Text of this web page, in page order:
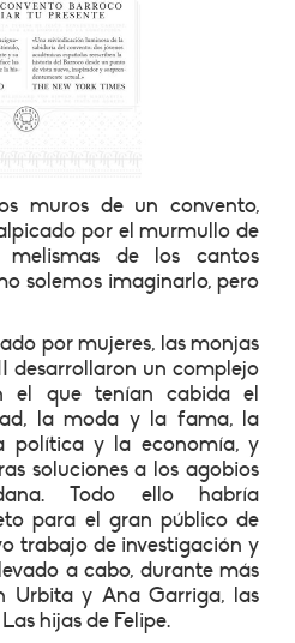
muros de un convento,
por el murmullo de
de los cantos
solemos imaginarlo, pero
por mujeres, las monjas
desarrollaron un complejo
el que tenían cabida el
la moda y la fama, la
política y la economía, y
soluciones a los agobios
Todo ello habría
para el gran público de
trabajo de investigación y
a cabo, durante más
Urbita y Ana Garriga, las
hijas de Felipe.